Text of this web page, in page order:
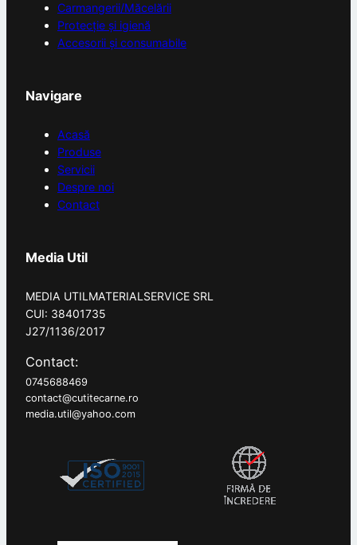
Carmangerii/Măcelării
Protecție și igienă
Accesorii și consumabile
Navigare
Acasă
Produse
Servicii
Despre noi
Contact
Media Util
MEDIA UTILMATERIALSERVICE SRL
CUI: 38401735
J27/1136/2017
Contact:
0745688469
contact@cutitecarne.ro
media.util@yahoo.com